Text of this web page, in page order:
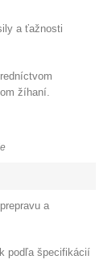
a ťažnosti
žíhaní.
a
podľa špecifikácií